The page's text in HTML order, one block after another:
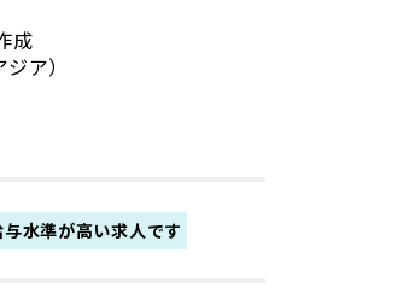
成
ア）
水準が高い求人です